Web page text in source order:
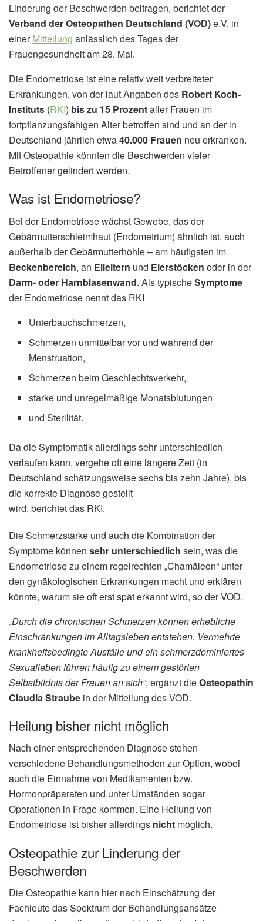
Linderung der Beschwerden beitragen, berichtet der
Verband der Osteopathen Deutschland (VOD)e.V. in
einerMitteilung anlässlich des Tages der
Frauengesundheit am 28. Mai.
Die Endometriose ist eine relativ weit verbreiteter
Erkrankungen, von der laut Angaben des Robert Koch-
Instituts (RKI) bis zu 15 Prozentaller Frauen im
fortpflanzungsfähigen Alter betroffen sind und an der in
Deutschland jährlich etwa40.000 Frauen neu erkranken.
Mit Osteopathie könnten die Beschwerden vieler
Betroffener gelindert werden.
Was ist Endometriose?
Bei der Endometriose wächst Gewebe, das der
Gebärmutterschleimhaut (Endometrium) ähnlich ist, auch
außerhalb der Gebärmutterhöhle – am häufigsten im
Beckenbereich, an Eileitern und Eierstöcken oder in der
Darm- oder Harnblasenwand. Als typischeSymptome
der Endometriose nennt das RKI
Unterbauchschmerzen,
Schmerzen unmittelbar vor und während der
Menstruation,
Schmerzen beim Geschlechtsverkehr,
starke und unregelmäßige Monatsblutungen
und Sterilität.
Da die Symptomatik allerdings sehr unterschiedlich
verlaufen kann, vergehe oft eine längere Zeit (in
Deutschland schätzungsweise sechs bis zehn Jahre), bis
die korrekte Diagnose gestellt
wird, berichtet das RKI.
Die Schmerzstärke und auch die Kombination der
Symptome können sehr unterschiedlich sein, was die
Endometriose zu einem regelrechten „Chamäleon“ unter
den gynäkologischen Erkrankungen macht und erklären
könnte, warum sie oft erst spät erkannt wird, so der VOD.
„Durch die chronischen Schmerzen können erhebliche
Einschränkungen im Alltagsleben entstehen. Vermehrte
krankheitsbedingte Ausfälle und ein schmerzdominiertes
Sexualleben führen häufig zu einem gestörten
Selbstbildnis der Frauen an sich“, ergänzt dieOsteopathin
Claudia Straube in der Mitteilung des VOD.
Heilung bisher nicht möglich
Nach einer entsprechenden Diagnose stehen
verschiedene Behandlungsmethoden zur Option, wobei
auch die Einnahme von Medikamenten bzw.
Hormonpräparaten und unter Umständen sogar
Operationen in Frage kommen. Eine Heilung von
Endometriose ist bisher allerdings nicht möglich.
Osteopathie zur Linderung der
Beschwerden
Die Osteopathie kann hier nach Einschätzung der
Fachleute das Spektrum der Behandlungsansätze